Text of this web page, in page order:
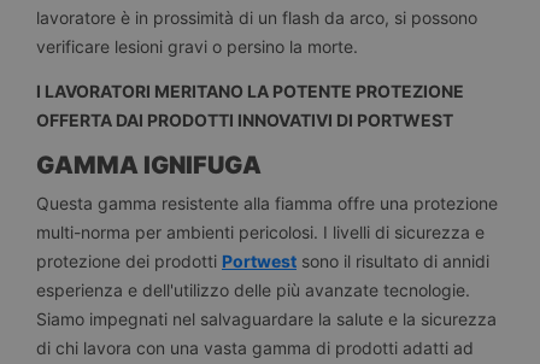
lavoratore è in prossimità di un flash da arco, si possono
verificare lesioni gravi o persino la morte.
I LAVORATORI MERITANO LA POTENTE PROTEZIONE
OFFERTA DAI PRODOTTI INNOVATIVI DI PORTWEST
GAMMA IGNIFUGA
Questa gamma resistente alla fiamma offre una protezione
multi-norma per ambienti pericolosi. I livelli di sicurezza e
protezione dei prodotti Portwest sono il risultato di annidi
esperienza e dell'utilizzo delle più avanzate tecnologie.
Siamo impegnati nel salvaguardare la salute e la sicurezza
di chi lavora con una vasta gamma di prodotti adatti ad